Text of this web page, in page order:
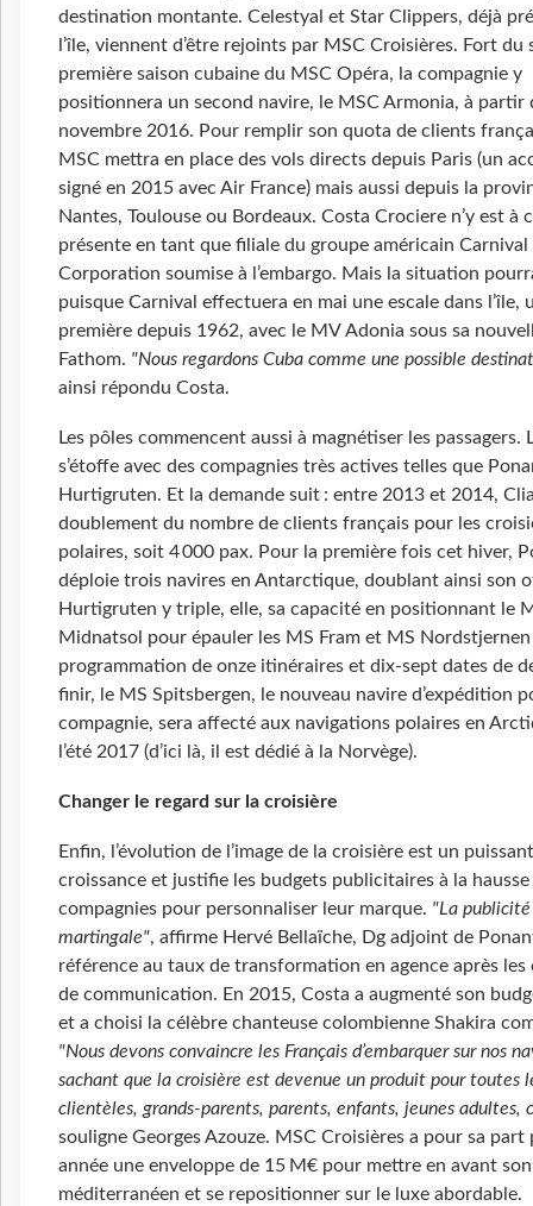
destination montante. Celestyal et Star Clippers, déjà
l’île, viennent d’être rejoints par MSC Croisières. Fort du
première saison cubaine du MSC Opéra, la compagnie y
positionnera un second navire, le MSC Armonia, à partir
novembre 2016. Pour remplir son quota de clients
MSC mettra en place des vols directs depuis Paris (un
signé en 2015 avec Air France) mais aussi depuis la
Nantes, Toulouse ou Bordeaux. Costa Crociere n’y est à
présente en tant que filiale du groupe américain Carnival
Corporation soumise à l’embargo. Mais la situation
puisque Carnival effectuera en mai une escale dans l’île,
première depuis 1962, avec le MV Adonia sous sa
Fathom. "Nous regardons Cuba comme une possible
ainsi répondu Costa.
Les pôles commencent aussi à magnétiser les passagers.
s’étoffe avec des compagnies très actives telles que
Hurtigruten. Et la demande suit : entre 2013 et 2014,
doublement du nombre de clients français pour les
polaires, soit 4 000 pax. Pour la première fois cet hiver,
déploie trois navires en Antarctique, doublant ainsi son
Hurtigruten y triple, elle, sa capacité en positionnant le
Midnatsol pour épauler les MS Fram et MS
programmation de onze itinéraires et dix-sept dates de
finir, le MS Spitsbergen, le nouveau navire d’expédition
compagnie, sera affecté aux navigations polaires en
l’été 2017 (d’ici là, il est dédié à la Norvège).
Changer le regard sur la croisière
Enfin, l’évolution de l’image de la croisière est un
croissance et justifie les budgets publicitaires à la hausse
compagnies pour personnaliser leur marque. "La
martingale", affirme Hervé Bellaïche, Dg adjoint de
référence au taux de transformation en agence après les
de communication. En 2015, Costa a augmenté son
et a choisi la célèbre chanteuse colombienne Shakira
"Nous devons convaincre les Français d’embarquer sur nos
sachant que la croisière est devenue un produit pour toutes
clientèles, grands-parents, parents, enfants, jeunes adultes,
souligne Georges Azouze. MSC Croisières a pour sa part
année une enveloppe de 15 M€ pour mettre en avant
méditerranéen et se repositionner sur le luxe abordable.